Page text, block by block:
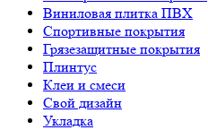
Виниловая плитка ПВХ
Спортивные покрытия
Грязезащитные покрытия
Плинтус
Клеи и смеси
Свой дизайн
Укладка